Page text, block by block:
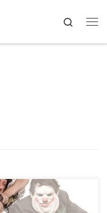
Search